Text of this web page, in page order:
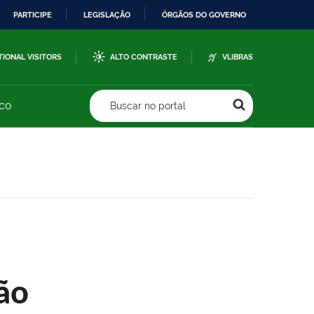
PARTICIPE LEGISLAÇÃO ÓRGÃOS DO GOVERNO
VISITORS ALTO CONTRASTE VLIBRAS
Buscar no portal